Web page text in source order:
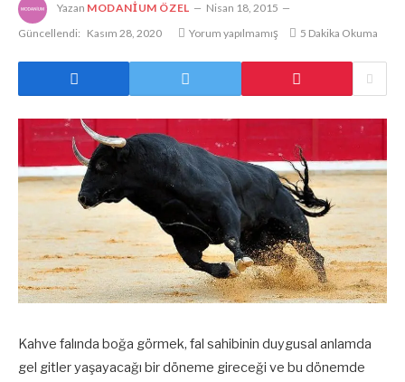
Yazan MODANIUM ÖZEL
Nisan 18, 2015
Güncellendi: Kasım 28, 2020 Yorum yapılmamış 5 Dakika Okuma
Kahve falında boğa görmek, fal sahibinin duygusal anlamda
gel gitler yaşayacağı bir döneme gireceği ve bu dönemde